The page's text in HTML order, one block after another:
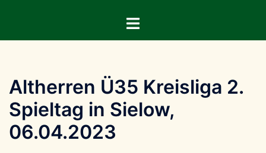
springen
Menü
Altherren Ü35 Kreisliga 2.
Spieltag in Sielow,
06.04.2023